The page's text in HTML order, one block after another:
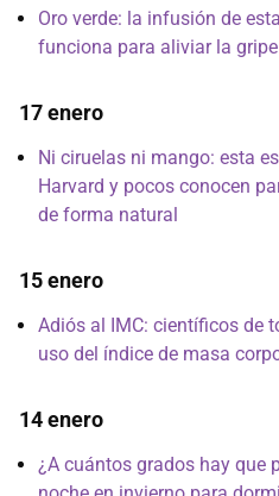
Oro verde: la infusión de
funciona para aliviar la
17 enero
Ni ciruelas ni mango: esta
Harvard y pocos conocen
de forma natural
15 enero
Adiós al IMC: científicos de
uso del índice de masa
14 enero
¿A cuántos grados hay que